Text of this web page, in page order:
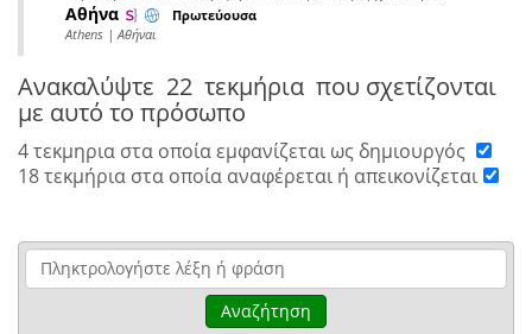
Αθήνα Πρωτεύουσα
Athens | Αθήναι
Ανακαλύψτε 22 τεκμήρια που σχετίζονται
με αυτό το πρόσωπο
4 τεκμηρια στα οποία εμφανίζεται ως δημιουργός
18 τεκμήρια στα οποία αναφέρεται ή απεικονίζεται
Αναζήτηση